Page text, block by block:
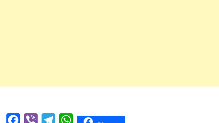
Facebook
Viber TelegramWhatsApp